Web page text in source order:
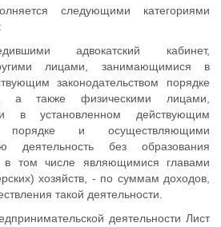
следующими категориями
адвокатский кабинет,
лицами, занимающимися в
законодательством порядке
а также физическими лицами,
в установленном действующим
порядке и осуществляющими
деятельность без образования
в том числе являющимися главами
хозяйств, - по суммам доходов,
такой деятельности.
деятельности Лист